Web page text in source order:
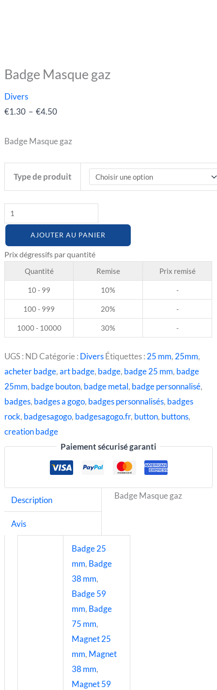
Badge Masque gaz
Divers
€1.30 – €4.50
Plage
€4.50
Badge Masque gaz
Type de produit
quantité
AJOUTER AU PANIER
Quantité Remise Prix remisé
10 - 99 10% -
100 - 999 20% -
1000 - 10000 30% -
UGS : NDCatégorie : DiversÉtiquettes : 25 mm, 25mm,
acheter badge,art badge, badge, badge 25 mm, badge
25mm, badge bouton, badge metal, badge personnalisé,
badges, badges a gogo, badges personnalisés, badges
rock, badgesagogo, badgesagogo.fr, button, buttons,
creation badge
Paiement sécurisé garanti
Description
Avis
Badge Masque gaz
Badge 25
mm, Badge
38 mm,
Badge 59
mm, Badge
75 mm,
Magnet 25
mm, Magnet
38 mm,
Magnet 59